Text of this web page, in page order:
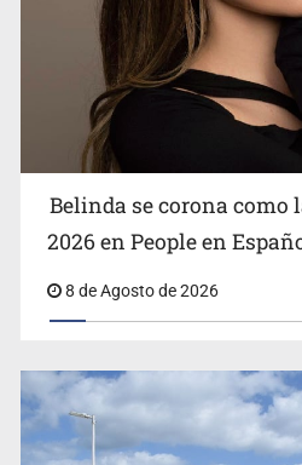
Ciclosporiasis no representa
masivo
EU reanudará este sábado
Belinda se corona como
2026 en People en
8 de Agosto de 2026